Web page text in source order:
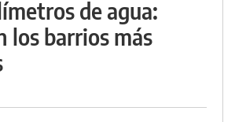
de agua:
los barrios más